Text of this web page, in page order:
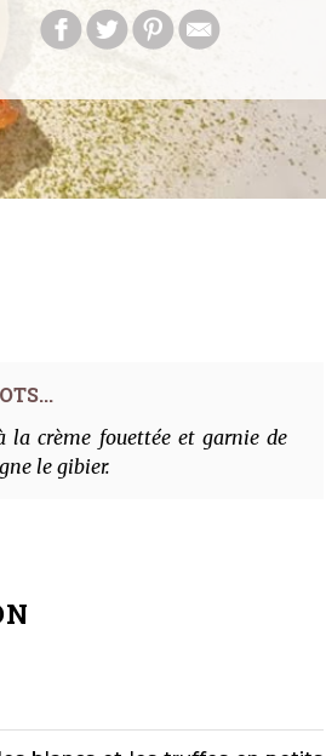
la crème fouettée et garnie de
le gibier.